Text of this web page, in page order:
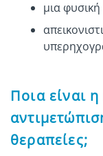
μια
Ποια είναι
θεραπείες;